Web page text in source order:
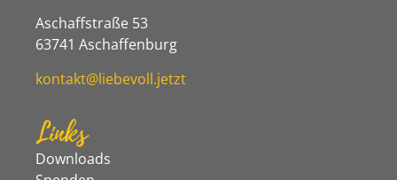
Aschaffstraße 53
63741 Aschaffenburg
kontakt@liebevoll.jetzt
Links
Downloads